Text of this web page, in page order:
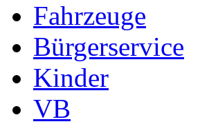
Fahrzeuge
Bürgerservice
Kinder
VB